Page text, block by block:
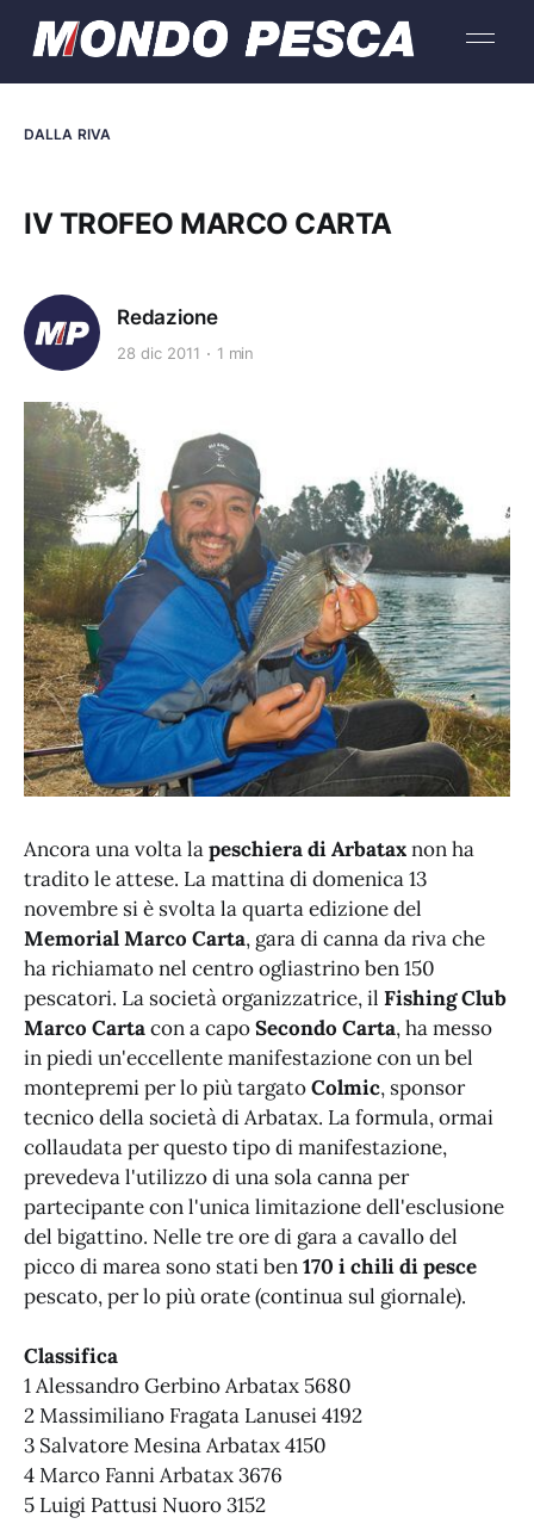
DALLA RIVA
IV TROFEO MARCO CARTA
Redazione
28 dic 2011 1 min
Ancora una volta lapeschiera di Arbataxnon ha
tradito le attese. La mattina di domenica 13
novembre si è svolta la quarta edizione del
Memorial Marco Carta, gara di canna da riva che
ha richiamato nel centro ogliastrino ben 150
pescatori. La società organizzatrice, il Fishing Club
Marco Cartacon a capoSecondo Carta, ha messo
in piedi un'eccellente manifestazione con un bel
montepremi per lo più targatoColmic, sponsor
tecnico della società di Arbatax. La formula, ormai
collaudata per questo tipo di manifestazione,
prevedeva l'utilizzo di una sola canna per
partecipante con l'unica limitazione dell'esclusione
del bigattino. Nelle tre ore di gara a cavallo del
picco di marea sono stati ben170 i chili di pesce
pescato, per lo più orate (continua sul giornale).
Classifica
1 Alessandro Gerbino Arbatax 5680
2 Massimiliano Fragata Lanusei 4192
3 Salvatore Mesina Arbatax 4150
4 Marco Fanni Arbatax 3676
5 Luigi Pattusi Nuoro 3152